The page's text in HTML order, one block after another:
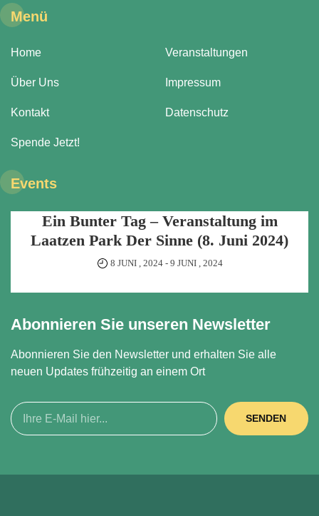
Menü
Home
Über Uns
Kontakt
Spende Jetzt!
Veranstaltungen
Impressum
Datenschutz
Events
Ein Bunter Tag – Veranstaltung im
Laatzen Park Der Sinne (8. Juni 2024)
8 JUNI , 2024- 9 JUNI , 2024
Abonnieren Sie unseren Newsletter
Abonnieren Sie den Newsletter und erhalten Sie alle
neuen Updates frühzeitig an einem Ort
SENDEN